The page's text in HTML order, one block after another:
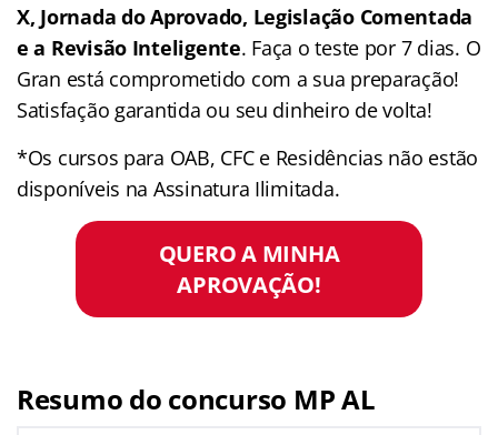
X, Jornada do Aprovado, Legislação Comentada
e a Revisão Inteligente. Faça o teste por 7 dias. O
Gran está comprometido com a sua preparação!
Satisfação garantida ou seu dinheiro de volta!
*Os cursos para OAB, CFC e Residências não estão
disponíveis na Assinatura Ilimitada.
QUERO A MINHA
APROVAÇÃO!
Resumo do concurso MP AL